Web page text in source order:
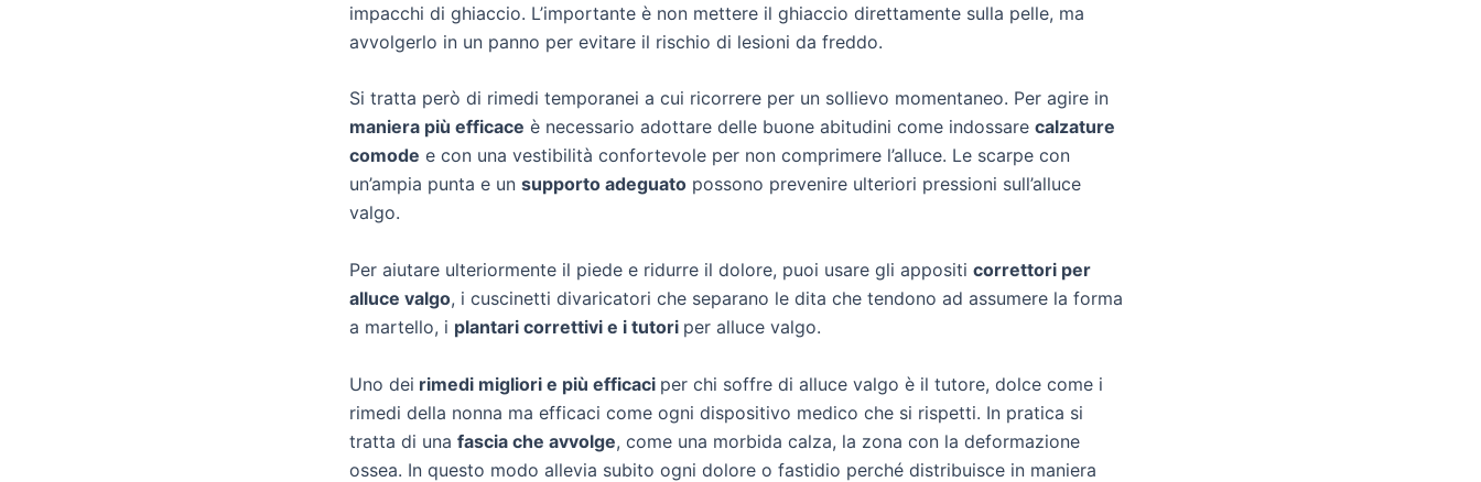
impacchi di ghiaccio. L’importante è non mettere il ghiaccio direttamente sulla pelle, ma
avvolgerlo in un panno per evitare il rischio di lesioni da freddo.
Si tratta però di rimedi temporanei a cui ricorrere per un sollievo momentaneo. Per agire in
maniera più efficace è necessario adottare delle buone abitudini come indossare calzature
comode e con una vestibilità confortevole per non comprimere l’alluce. Le scarpe con
un’ampia punta e un supporto adeguato possono prevenire ulteriori pressioni sull’alluce
valgo.
Per aiutare ulteriormente il piede e ridurre il dolore, puoi usare gli appositi correttori per
alluce valgo, i cuscinetti divaricatori che separano le dita che tendono ad assumere la forma
a martello, i plantari correttivi e i tutori per alluce valgo.
Uno dei rimedi migliori e più efficaci per chi soffre di alluce valgo è il tutore, dolce come i
rimedi della nonna ma efficaci come ogni dispositivo medico che si rispetti. In pratica si
tratta di una fascia che avvolge, come una morbida calza, la zona con la deformazione
ossea. In questo modo allevia subito ogni dolore o fastidio perché distribuisce in maniera